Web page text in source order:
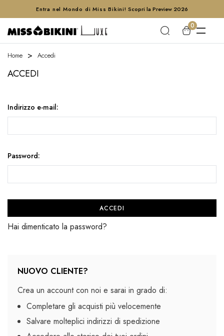
Entra nel Mondo di Miss Bikini! Scopri la Preview 2026
0
Home Accedi
ACCEDI
Indirizzo e-mail:
Password:
Hai dimenticato la password?
NUOVO CLIENTE?
Crea un account con noi e sarai in grado di:
Completare gli acquisti più velocemente
Salvare molteplici indirizzi di spedizione